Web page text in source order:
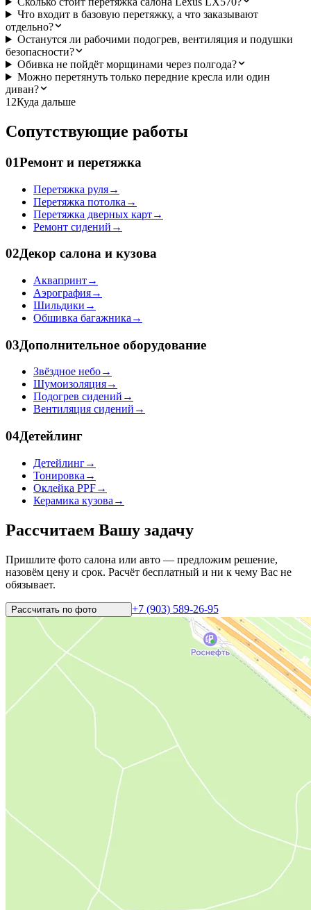
Что входит в базовую перетяжку, а что заказывают
отдельно?
Останутся ли рабочими подогрев, вентиляция и подушки
безопасности?
Обивка не пойдёт морщинами через полгода?
Можно перетянуть только передние кресла или один
диван?
12Куда дальше
Сопутствующие работы
01Ремонт и перетяжка
Перетяжка руля→
Перетяжка потолка →
Перетяжка дверных карт→
Ремонт сидений →
02Декор салона и кузова
Аквапринт→
Аэрография→
Шильдики →
Обшивка багажника →
03Дополнительное оборудование
Звёздное небо→
Шумоизоляция→
Подогрев сидений →
Вентиляция сидений →
04Детейлинг
Детейлинг→
Тонировка →
Оклейка PPF→
Керамика кузова →
Рассчитаем Вашу задачу
Пришлите фото салона или авто — предложим решение,
назовём цену и срок. Расчёт бесплатный и ни к чему Вас не
обязывает.
Рассчитать по фото +7 (903) 589-26-95